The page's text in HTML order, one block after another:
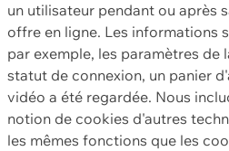
un utilisateur pendant ou après
offre en ligne. Les informations
par exemple, les paramètres de
statut de connexion, un panier
vidéo a été regardée. Nous
notion de cookies d'autres
les mêmes fonctions que les